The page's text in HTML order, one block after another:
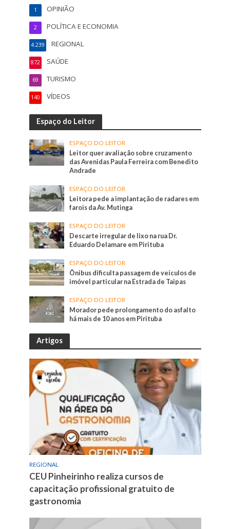
OPINIÃO
1
POLÍTICA E ECONOMIA
2
REGIONAL
4.239
SAÚDE
872
TURISMO
69
VÍDEOS
140
Espaço do Leitor
ESPAÇO DO LEITOR
Leitor quer avaliação sobre cruzamento
das Avenidas Paula Ferreira com Benedito
Andrade
ESPAÇO DO LEITOR
Leitora pede a implantação de radares em
farois da Av. Mutinga
ESPAÇO DO LEITOR
Descarte irregular de lixo na rua Dr.
Eduardo Delamare em Pirituba
ESPAÇO DO LEITOR
Ônibus dificulta passagem de veículos de
imóvel particular na Estrada de Taipas
ESPAÇO DO LEITOR
Morador pede prolongamento do asfalto
há mais de 10 anos em Pirituba
Artigos
REGIONAL
CEU Pinheirinho realiza cursos de
capacitação profissional gratuito de
gastronomia